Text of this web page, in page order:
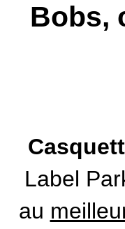
Bobs,
Label
au